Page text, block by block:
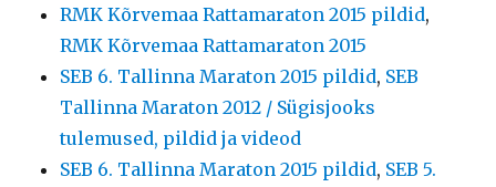
RMK Kõrvemaa Rattamaraton 2015 pildid,
RMK Kõrvemaa Rattamaraton 2015
SEB 6. Tallinna Maraton 2015 pildid, SEB
Tallinna Maraton 2012 / Sügisjooks
tulemused, pildid ja videod
SEB 6. Tallinna Maraton 2015 pildid, SEB 5.